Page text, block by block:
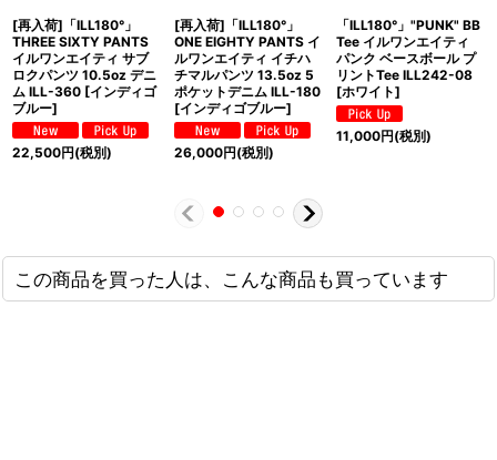
[再入荷]「ILL180°」
THREE SIXTY PANTS
イルワンエイティ サブ
ロクパンツ 10.5oz デニ
ム ILL-360 [インディゴ
ブルー]
22,500円(税別)
[再入荷]「ILL180°」
ONE EIGHTY PANTS イ
ルワンエイティ イチハ
チマルパンツ 13.5oz 5
ポケットデニム ILL-180
[インディゴブルー]
26,000円(税別)
「ILL180°」"PUNK" BB
Tee イルワンエイティ
パンク ベースボール プ
リントTee ILL242-08
[ホワイト]
11,000円(税別)
この商品を買った人は、こんな商品も買っています